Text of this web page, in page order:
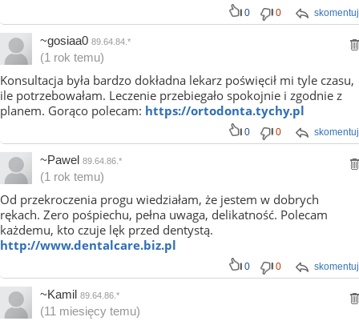
skomentuj
0 0
~gosiaa0 89.64.84.*
(1 rok temu)
Konsultacja była bardzo dokładna lekarz poświęcił mi tyle czasu,
ile potrzebowałam. Leczenie przebiegało spokojnie i zgodnie z
planem. Gorąco polecam: https://ortodonta.tychy.pl
skomentuj
0 0
~Pawel 89.64.86.*
(1 rok temu)
Od przekroczenia progu wiedziałam, że jestem w dobrych
rękach. Zero pośpiechu, pełna uwaga, delikatność. Polecam
każdemu, kto czuje lęk przed dentystą.
http://www.dentalcare.biz.pl
skomentuj
0 0
~Kamil 89.64.86.*
(11 miesięcy temu)